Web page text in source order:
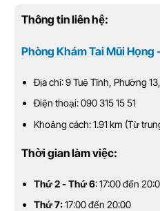
Thông tin liên hệ:
Phòng Khám Tai Mũi Họng
Địa chỉ: 9 Tuệ Tĩnh, Phường
Điện thoại: 090 315 15 51
Khoảng cách: 1.91 km (Từ
Thời gian làm việc:
Thứ 2 - Thứ 6: 17:00 đến
Thứ 7:17:00 đến 20:00